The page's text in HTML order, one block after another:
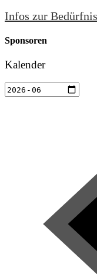
Infos zur
Sponsoren
Kalender